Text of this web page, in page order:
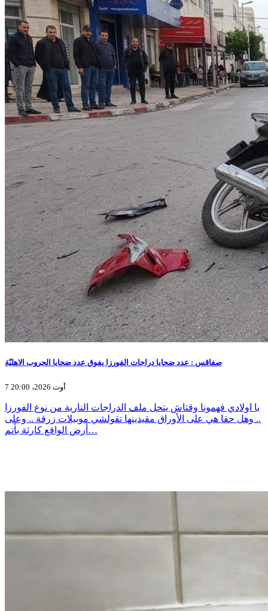
صفاقس : عدد ضحايا دراجات الفورزا يفوق عدد ضحايا الحروب الاهليّة
7 أوت 2026، 20:00
يا اولادي فهمونا وقتاش يتحل ملف الدراجات النارية من نوع الفورزا
.. وهل حقا هي على الأوراق مقيدينها تقولشي موبيلات زرقة .. وعلى
أرض الواقع كارثة بأتم…